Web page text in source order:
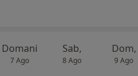
Domani
7 Ago
Sab,
8 Ago
Dom,
9 Ago